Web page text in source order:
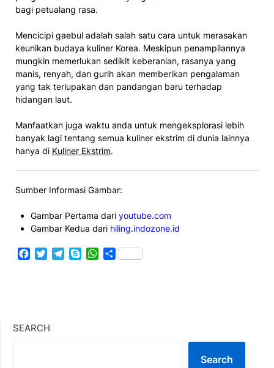
bagi petualang rasa.
Mencicipi gaebul adalah salah satu cara untuk merasakan
keunikan budaya kuliner Korea. Meskipun penampilannya
mungkin memerlukan sedikit keberanian, rasanya yang
manis, renyah, dan gurih akan memberikan pengalaman
yang tak terlupakan dan pandangan baru terhadap
hidangan laut.
Manfaatkan juga waktu anda untuk mengeksplorasi lebih
banyak lagi tentang semua kuliner ekstrim di dunia lainnya
hanya di Kuliner Ekstrim.
Sumber Informasi Gambar:
Gambar Pertama dari youtube.com
Gambar Kedua dari hiling.indozone.id
Facebook
TwitterTelegram
SkypeWhatsApp
Share
SEARCH
Search